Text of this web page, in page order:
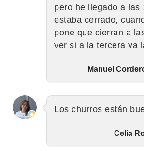
pero he llegado a las
estaba cerrado,
pone que cierran a
ver si a la tercera va
Manuel
Los churros están
Celia